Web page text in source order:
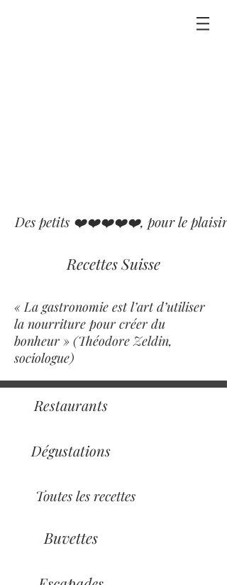
Des petits ❤️❤️❤️❤️❤️, pour le plaisir
Recettes Suisse
« La gastronomie est l’art d’utiliser
la nourriture pour créer du
bonheur » (Théodore Zeldin,
sociologue)
Restaurants
Dégustations
Toutes les recettes
Buvettes